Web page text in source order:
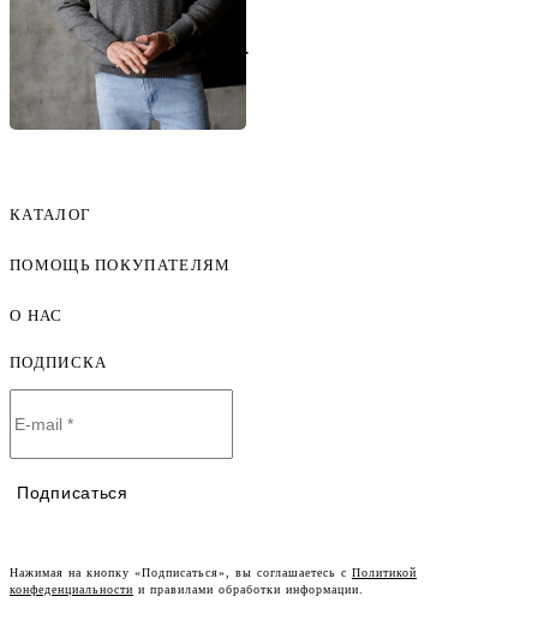
8 (804) 700-20-66
Бесплатно по всей России
КАТАЛОГ
Женская одежда оптом
Мужская одежда оптом
ПОМОЩЬ ПОКУПАТЕЛЯМ
Оплата и доставка
Договор-оферта
Условия сотрудничества
О НАС
Lookbook
Работа в компании
ПОДПИСКА
Подписаться
Нажимая на кнопку «Подписаться», вы соглашаетесь с Политикой
конфеденциальности и правилами обработки информации.